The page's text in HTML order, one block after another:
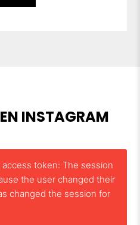
INSTAGRAM
access token: The session
the user changed their
changed the session for